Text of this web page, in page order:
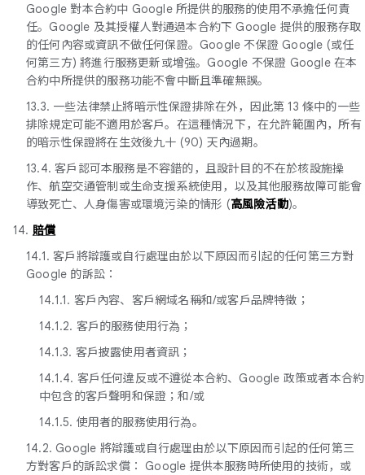
Google 對本合約中 Google 所提供的服務的使用不承擔任何責
任。Google 及其授權人對通過本合約下 Google 提供的服務存取
的任何內容或資訊不做任何保證。Google 不保證 Google (或任
何第三方) 將進行服務更新或增強。Google 不保證 Google 在本
合約中所提供的服務功能不會中斷且準確無誤。
13.3. 一些法律禁止將暗示性保證排除在外，因此第 13 條中的一些
排除規定可能不適用於客戶。在這種情況下，在允許範圍內，所有
的暗示性保證將在生效後九十 (90) 天內過期。
13.4. 客戶認可本服務是不容錯的，且設計目的不在於核設施操
作、航空交通管制或生命支援系統使用，以及其他服務故障可能會
導致死亡、人身傷害或環境污染的情形 (高風險活動)。
14. 賠償
14.1. 客戶將辯護或自行處理由於以下原因而引起的任何第三方對
Google 的訴訟：
14.1.1. 客戶內容、客戶網域名稱和/或客戶品牌特徵；
14.1.2. 客戶的服務使用行為；
14.1.3. 客戶披露使用者資訊；
14.1.4. 客戶任何違反或不遵從本合約、Google 政策或者本合約
中包含的客戶聲明和保證；和/或
14.1.5. 使用者的服務使用行為。
14.2. Google 將辯護或自行處理由於以下原因而引起的任何第三
方對客戶的訴訟求償： Google 提供本服務時所使用的技術，或